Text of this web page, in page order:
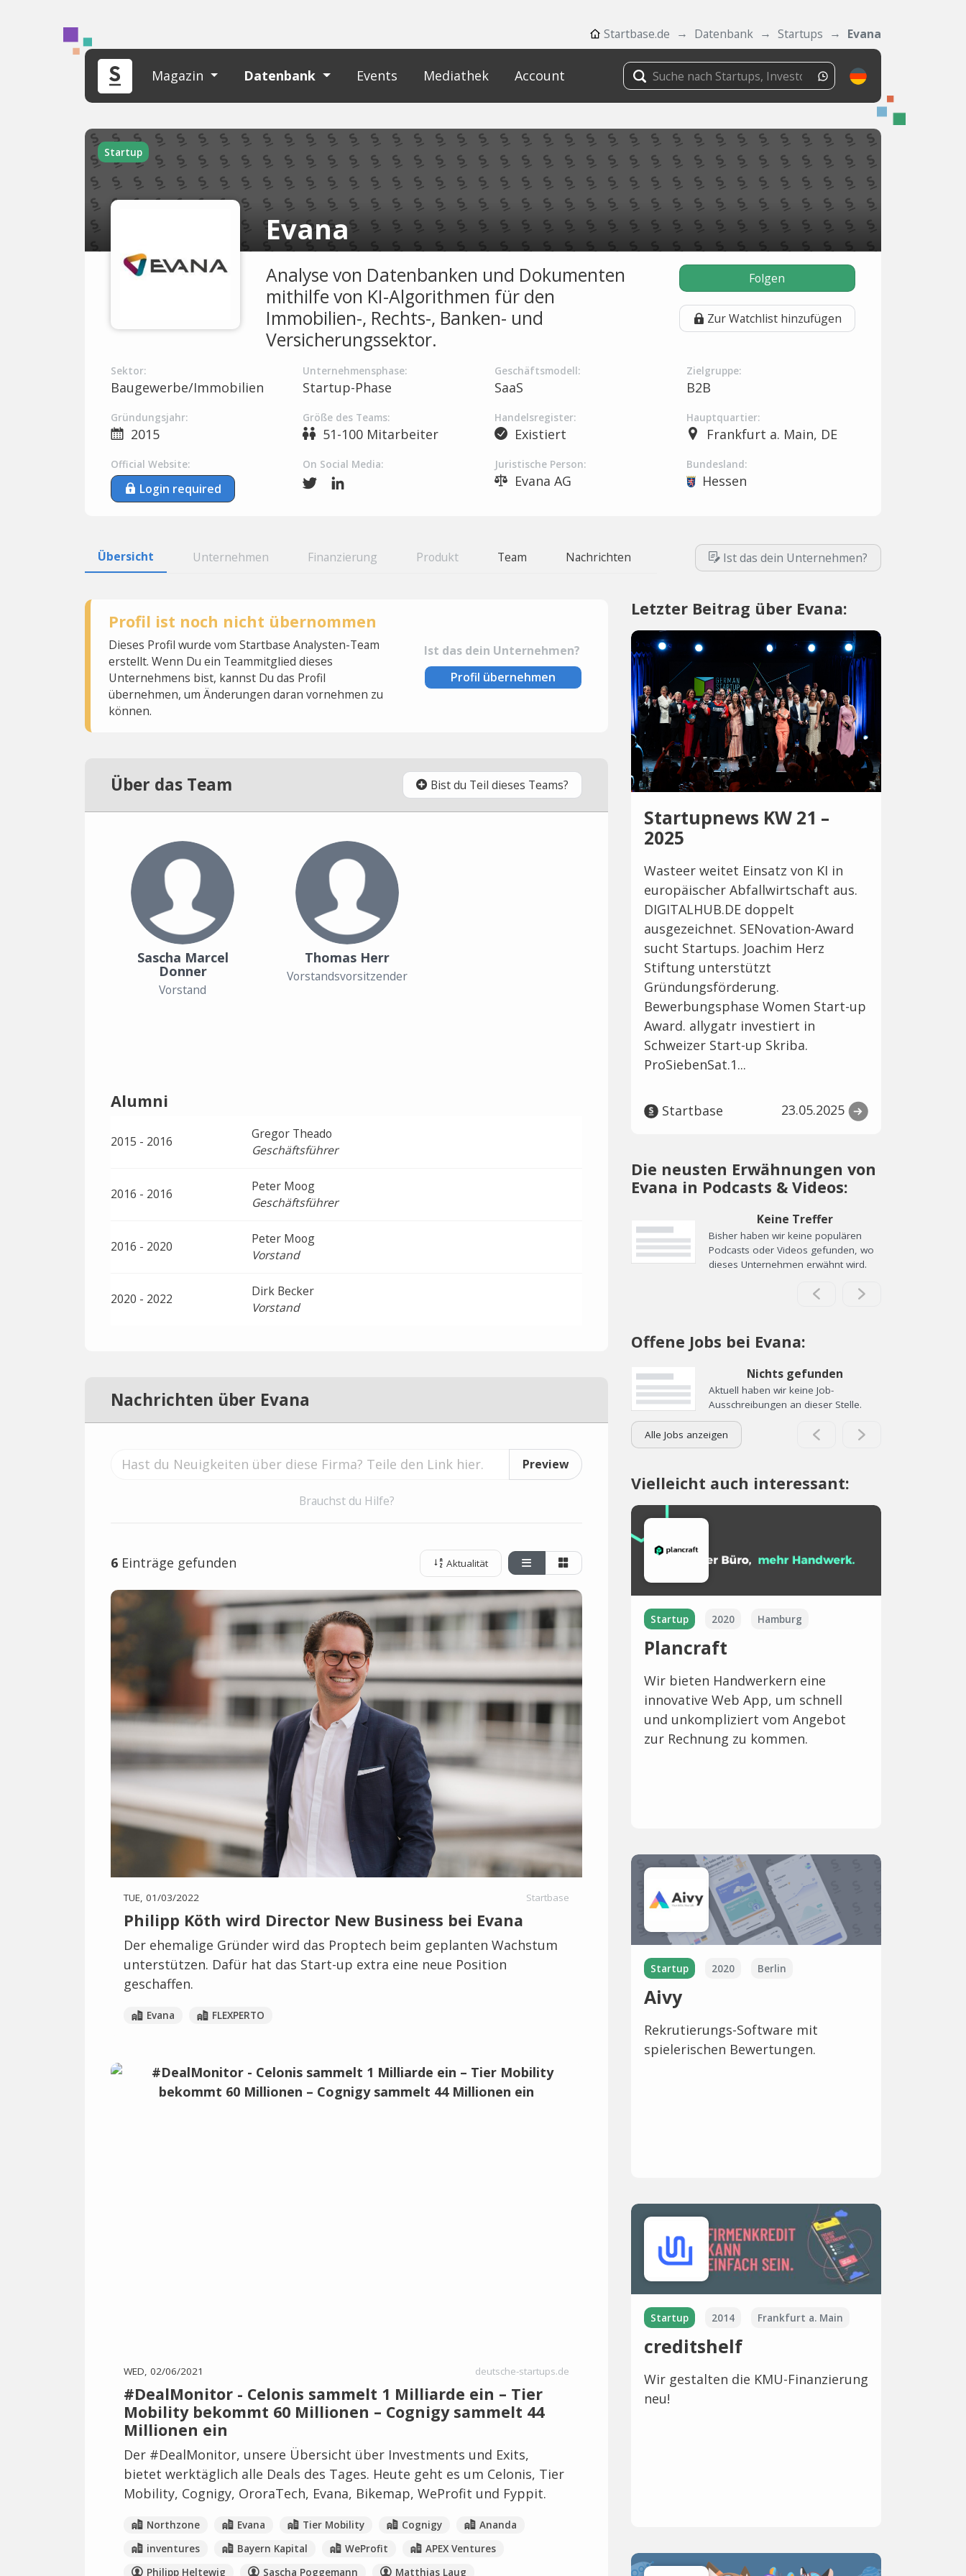
Startbase.de Datenbank Startups Evana
Magazin Datenbank Events Mediathek Account
Startup
Evana
Analyse von Datenbanken und Dokumenten
mithilfe von KI-Algorithmen für den
Immobilien-, Rechts-, Banken- und
Versicherungssektor.
Folgen
Zur Watchlist hinzufügen
Sektor:
Baugewerbe/Immobilien
Unternehmensphase:
Startup-Phase
Geschäftsmodell:
SaaS
Zielgruppe:
B2B
Gründungsjahr:
2015
Größe des Teams:
51-100 Mitarbeiter
Handelsregister:
Existiert
Hauptquartier:
Frankfurt a. Main, DE
Official Website:
Login required
On Social Media: Juristische Person:
Evana AG
Bundesland:
Hessen
Übersicht Unternehmen Finanzierung Produkt Team Nachrichten Ist das dein Unternehmen?
Profil ist noch nicht übernommen
Dieses Profil wurde vom Startbase Analysten-Team
erstellt. Wenn Du ein Teammitglied dieses
Unternehmens bist, kannst Du das Profil
übernehmen, um Änderungen daran vornehmen zu
können.
Ist das dein Unternehmen?
Profil übernehmen
Über das Team Bist du Teil dieses Teams?
Sascha Marcel
Donner
Vorstand
Thomas Herr
Vorstandsvorsitzender
Alumni
2015 - 2016
Gregor Theado
Geschäftsführer
2016 - 2016
Peter Moog
Geschäftsführer
2016 - 2020
Peter Moog
Vorstand
2020 - 2022
Dirk Becker
Vorstand
Nachrichten über Evana
Preview
Brauchst du Hilfe?
6 Einträge gefunden Aktualität
TUE, 01/03/2022 Startbase
Philipp Köth wird Director New Business bei Evana
Der ehemalige Gründer wird das Proptech beim geplanten Wachstum
unterstützen. Dafür hat das Start-up extra eine neue Position
geschaffen.
Evana FLEXPERTO
WED, 02/06/2021 deutsche-startups.de
#DealMonitor - Celonis sammelt 1 Milliarde ein – Tier
Mobility bekommt 60 Millionen – Cognigy sammelt 44
Millionen ein
Der #DealMonitor, unsere Übersicht über Investments und Exits,
bietet werktäglich alle Deals des Tages. Heute geht es um Celonis, Tier
Mobility, Cognigy, OroraTech, Evana, Bikemap, WeProfit und Fyppit.
Northzone Evana Tier Mobility Cognigy
Ananda
inventures
Bayern Kapital WeProfit
APEX Ventures
Philipp Heltewig
Sascha Poggemann Matthias Laug
Letzter Beitrag über Evana:
Startupnews KW 21 –
2025
Wasteer weitet Einsatz von KI in
europäischer Abfallwirtschaft aus.
DIGITALHUB.DE doppelt
ausgezeichnet. SENovation-Award
sucht Startups. Joachim Herz
Stiftung unterstützt
Gründungsförderung.
Bewerbungsphase Women Start-up
Award. allygatr investiert in
Schweizer Start-up Skriba.
ProSiebenSat.1...
Startbase 23.05.2025
Die neusten Erwähnungen von
Evana in Podcasts & Videos:
Keine Treffer
Bisher haben wir keine populären
Podcasts oder Videos gefunden, wo
dieses Unternehmen erwähnt wird.
Offene Jobs bei Evana:
Nichts gefunden
Aktuell haben wir keine Job-
Ausschreibungen an dieser Stelle.
Alle Jobs anzeigen
Vielleicht auch interessant:
Startup 2020 Hamburg
Plancraft
Wir bieten Handwerkern eine
innovative Web App, um schnell
und unkompliziert vom Angebot
zur Rechnung zu kommen.
Startup 2020 Berlin
Aivy
Rekrutierungs-Software mit
spielerischen Bewertungen.
Startup 2014 Frankfurt a. Main
creditshelf
Wir gestalten die KMU-Finanzierung
neu!